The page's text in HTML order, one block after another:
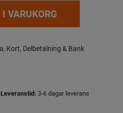
VARUKORG
Kort, Delbetalning & Bank
Leveranstid: 3-6 dagar leverans